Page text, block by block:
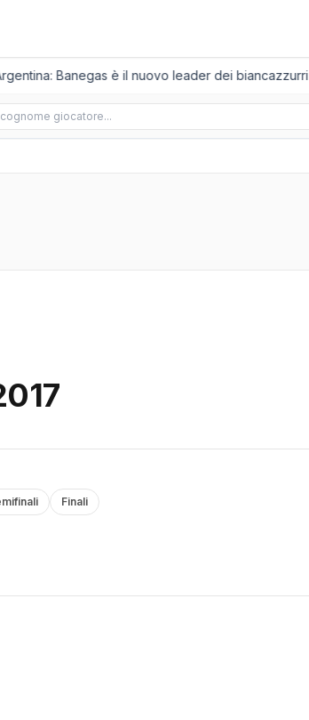
Banegas è il nuovo leader dei biancazzurri•
Finali